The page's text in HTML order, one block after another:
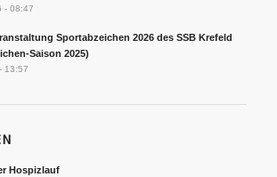
- 08:47
Sportabzeichen 2026 des SSB Krefeld
Saison 2025)
13:57
Hospizlauf